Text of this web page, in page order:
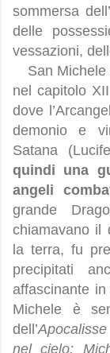
sommersa
delle
vessazioni,
San
nel capitolo
dove
demonio e
Satana
quindi una
angeli
grande
chiamavano il
la terra, fu
precipitati
affascinante
Michele è
dell’Apocalisse
nel cielo: